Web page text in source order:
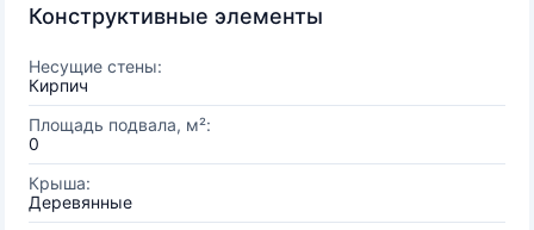
Конструктивные элементы
Несущие стены:
Кирпич
Площадь подвала, м²:
0
Крыша:
Деревянные